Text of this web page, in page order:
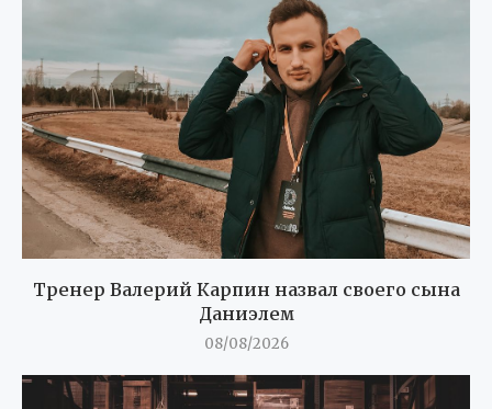
Тренер Валерий Карпин назвал своего сына
Даниэлем
08/08/2026